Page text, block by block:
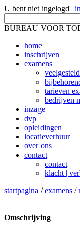
U bent niet ingelogd |
BUREAU VOOR
home
inschrijven
examens
tarieven
bedrijven
inzage
dvp
opleidingen
locatieverhuur
over ons
contact
contact
klacht |
startpagina /examens /
Omschrijving